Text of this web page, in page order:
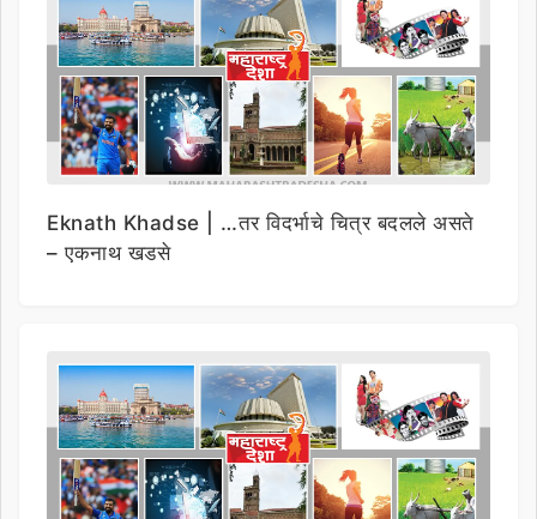
Eknath Khadse | …तर विदर्भाचे चित्र बदलले असते
– एकनाथ खडसे